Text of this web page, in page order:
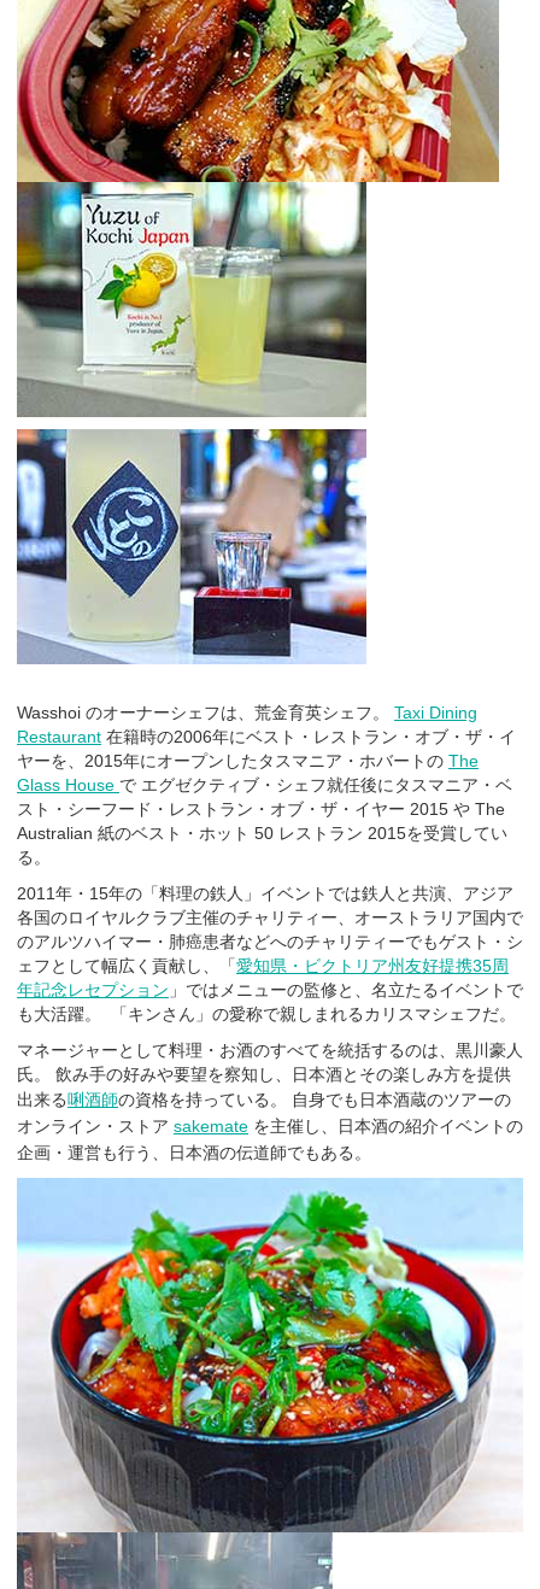
Wasshoi のオーナーシェフは、荒金育英シェフ。 Taxi Dining
Restaurant 在籍時の2006年にベスト・レストラン・オブ・ザ・イ
ヤーを、2015年にオープンしたタスマニア・ホバートの The
Glass House で エグゼクティブ・シェフ就任後にタスマニア・ベ
スト・シーフード・レストラン・オブ・ザ・イヤー 2015 や The
Australian 紙のベスト・ホット 50 レストラン 2015を受賞してい
る。
2011年・15年の「料理の鉄人」イベントでは鉄人と共演、アジア
各国のロイヤルクラブ主催のチャリティー、オーストラリア国内で
のアルツハイマー・肺癌患者などへのチャリティーでもゲスト・シ
ェフとして幅広く貢献し、「愛知県・ビクトリア州友好提携35周
年記念レセプション 」ではメニューの監修と、名立たるイベントで
も大活躍。 「キンさん」の愛称で親しまれるカリスマシェフだ。
マネージャーとして料理・お酒のすべてを統括するのは、黒川豪人
氏。 飲み手の好みや要望を察知し、日本酒とその楽しみ方を提供
出来る唎酒師の資格を持っている。 自身でも 日本酒蔵のツアーの
オンライン・ストア sakemate を主催し、日本酒の紹介イベントの
企画・運営も行う、日本酒の伝道師でもある。